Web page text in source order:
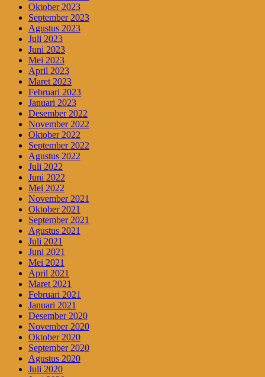
Oktober 2023
September 2023
Agustus 2023
Juli 2023
Juni 2023
Mei 2023
April 2023
Maret 2023
Februari 2023
Januari 2023
Desember 2022
November 2022
Oktober 2022
September 2022
Agustus 2022
Juli 2022
Juni 2022
Mei 2022
November 2021
Oktober 2021
September 2021
Agustus 2021
Juli 2021
Juni 2021
Mei 2021
April 2021
Maret 2021
Februari 2021
Januari 2021
Desember 2020
November 2020
Oktober 2020
September 2020
Agustus 2020
Juli 2020